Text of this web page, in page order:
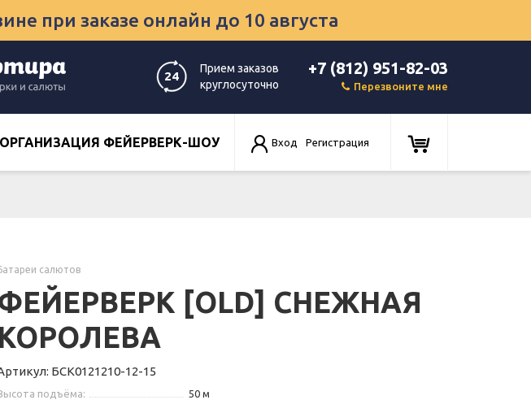
при заказе онлайн до 10 августа
24
Прием заказов
круглосуточно
+7 (812) 951-82-03
Перезвоните мне
ОРГАНИЗАЦИЯ ФЕЙЕРВЕРК-ШОУ Вход Регистрация
салютов
[OLD] СНЕЖНАЯ
КОРОЛЕВА
БСК0121210-12-15
подъёма:
50 м